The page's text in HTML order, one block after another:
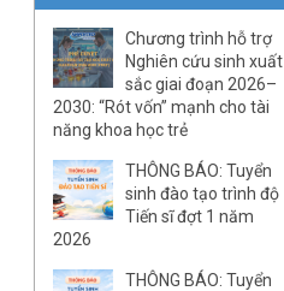
Chương trình hỗ trợ
Nghiên cứu sinh xuất
sắc giai đoạn 2026–
2030: “Rót vốn” mạnh cho tài
năng khoa học trẻ
THÔNG BÁO: Tuyển
sinh đào tạo trình độ
Tiến sĩ đợt 1 năm
2026
THÔNG BÁO: Tuyển
từ
QĐ29/QĐ-VCKHTĐ.Phòng Địa
chấn
QĐ28/QĐ-VCKHTĐ.Phòng
Quan sát động đất
QĐ27/QĐ-VCKHTĐ.TT Báo tin
động đất và cảnh báo sóng
thần
QĐ26/QĐ-VCKHTĐ.Phòng Vật
lý khí quyển